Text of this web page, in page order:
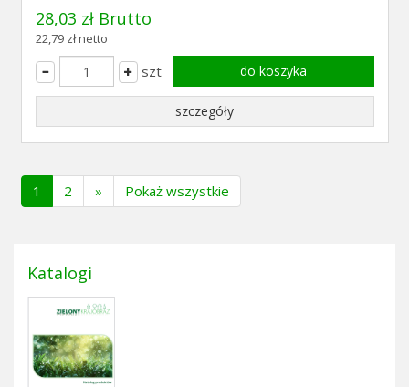
28,03 zł Brutto
22,79 zł netto
szt do koszyka
szczegóły
1 (current)
2 » Pokaż wszystkie
Katalogi